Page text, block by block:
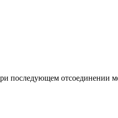
последующем отсоединении